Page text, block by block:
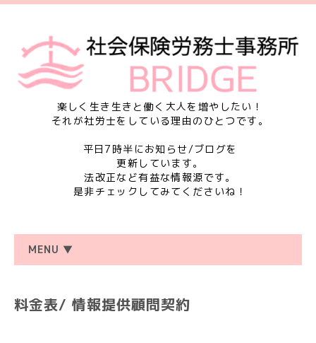
楽しく生き生きと働く大人を増やしたい！
それが社労士をしている理由のひとつです。
平日7時半にお知らせ/ブログを
更新しています。
法改正など有益な情報源です。
是非チェックしてみてくださいね！
MENU ▼
料金表/ 情報提供顧問契約